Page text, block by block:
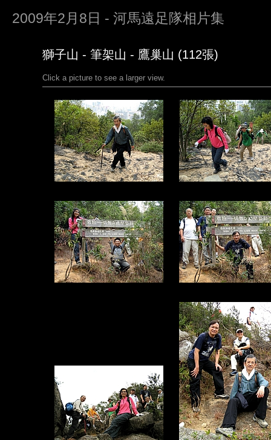
2009年2月8日 - 河馬遠足隊相片集
獅子山 - 筆架山 - 鷹巢山 (112張)
Click a picture to see a larger view.